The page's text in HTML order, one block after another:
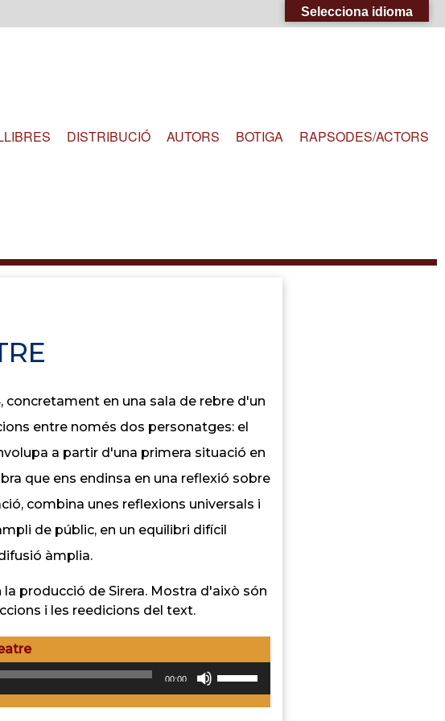
DISTRIBUCIÓ AUTORS BOTIGA RAPSODES/ACTORS
concretament en una sala de rebre d'un
entre només dos personatges: el
a partir d'una primera situació en
que ens endinsa en una reflexió sobre
combina unes reflexions universals i
de públic, en un equilibri difícil
àmplia.
producció de Sirera. Mostra d'això són
i les reedicions del text.
Reproductor
de
00:00
Utiliza
Selecciona idioma